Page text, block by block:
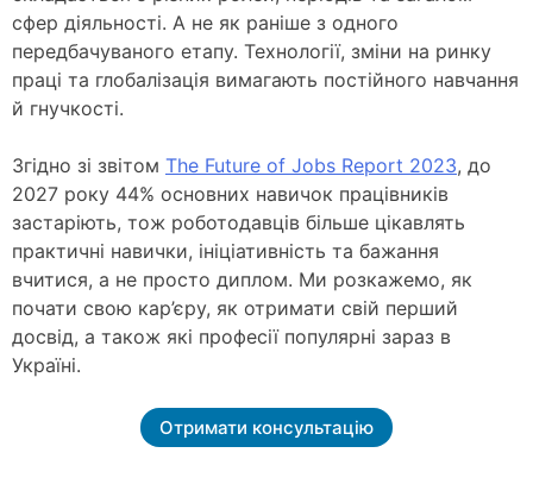
сфер діяльності. А не як раніше з одного
передбачуваного етапу. Технології, зміни на ринку
праці та глобалізація вимагають постійного навчання
й гнучкості.
Згідно зі звітом The Future of Jobs Report 2023, до
2027 року 44% основних навичок працівників
застаріють, тож роботодавців більше цікавлять
практичні навички, ініціативність та бажання
вчитися, а не просто диплом. Ми розкажемо, як
почати свою кар’єру, як отримати свій перший
досвід, а також які професії популярні зараз в
Україні.
Отримати консультацію